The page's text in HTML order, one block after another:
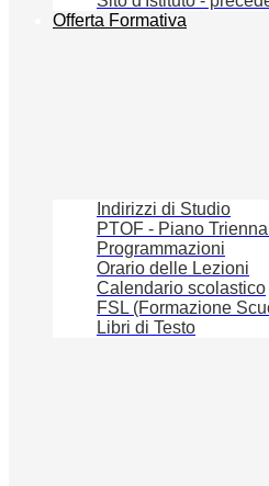
Offerta Formativa
Indirizzi di Studio
PTOF - Piano
Programmazioni
Orario delle Lezioni
Calendario scolastico
FSL (Formazione
Libri di Testo